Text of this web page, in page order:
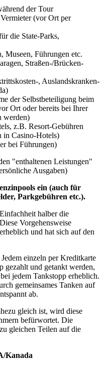
der Tour
(vor Ort per
die State-Parks,
Museen, Führungen etc.
Straßen-/Brücken-
, Auslandskranken-
der Selbstbeteiligung beim
Ort oder bereits bei Ihrer
werden)
z.B. Resort-Gebühren
in Casino-Hotels)
bei Führungen)
"enthaltenen Leistungen"
Ausgaben)
ein (auch für
Parkgebühren etc.).
halber die
Vorgehensweise
und hat sich auf den
einzeln per Kreditkarte
gezahlt und getankt werden,
jedem Tankstopp erheblich.
gemeinsames Tanken auf
ab.
gleich ist, wird diese
befürwortet. Die
gleichen Teilen auf die
Kanada